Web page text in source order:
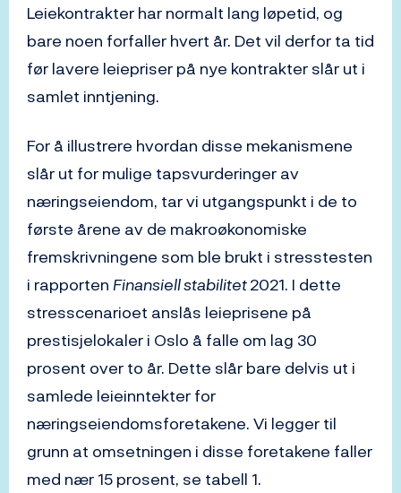
Leiekontrakter har normalt lang løpetid, og
bare noen forfaller hvert år. Det vil derfor ta tid
før lavere leiepriser på nye kontrakter slår ut i
samlet inntjening.
For å illustrere hvordan disse mekanismene
slår ut for mulige tapsvurderinger av
næringseiendom, tar vi utgangspunkt i de to
første årene av de makroøkonomiske
fremskrivningene som ble brukt i stresstesten
i rapportenFinansiell stabilitet2021. I dette
stresscenarioet anslås leieprisene på
prestisjelokaler i Oslo å falle om lag 30
prosent over to år. Dette slår bare delvis ut i
samlede leieinntekter for
næringseiendomsforetakene. Vi legger til
grunn at omsetningen i disse foretakene faller
med nær 15 prosent, se tabell 1.